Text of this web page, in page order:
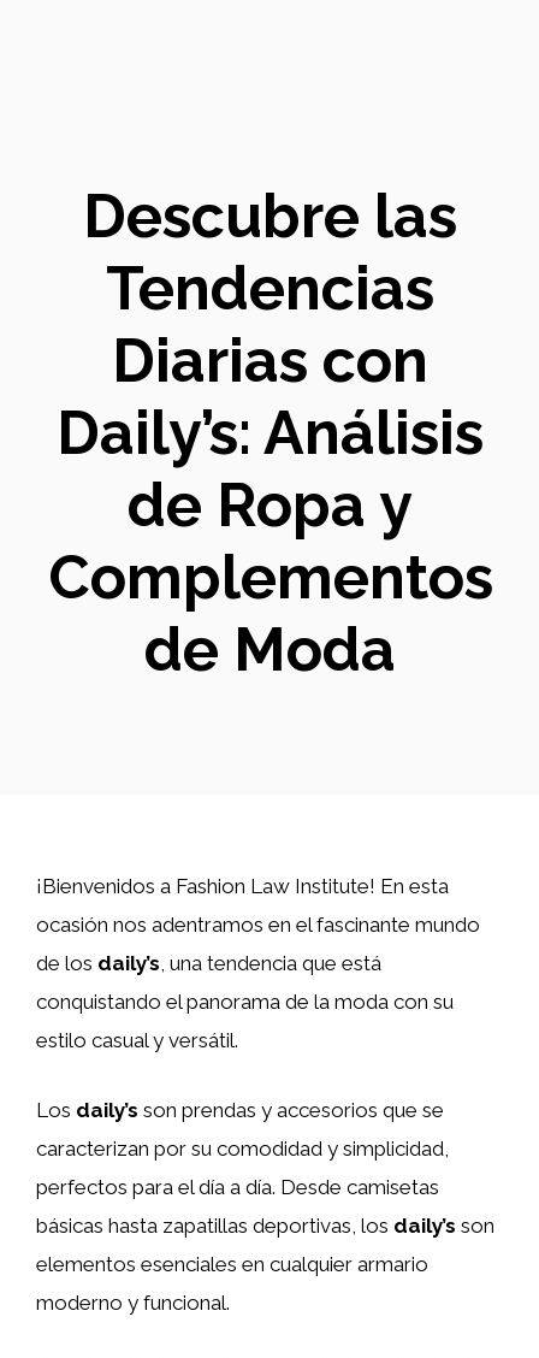
Descubre las
Tendencias
Diarias con
Daily’s: Análisis
de Ropa y
Complementos
de Moda
¡Bienvenidos a Fashion Law Institute! En esta
ocasión nos adentramos en el fascinante mundo
de los daily’s, una tendencia que está
conquistando el panorama de la moda con su
estilo casual y versátil.
Los daily’s son prendas y accesorios que se
caracterizan por su comodidad y simplicidad,
perfectos para el día a día. Desde camisetas
básicas hasta zapatillas deportivas, los daily’s son
elementos esenciales en cualquier armario
moderno y funcional.